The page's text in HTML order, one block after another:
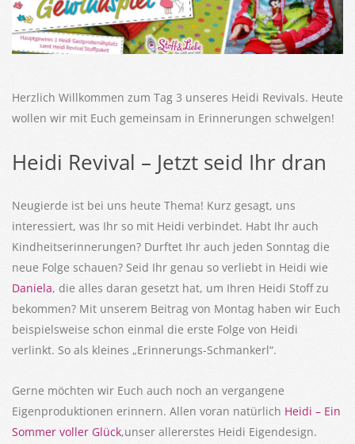
Herzlich Willkommen zum Tag 3 unseres Heidi Revivals. Heute
wollen wir mit Euch gemeinsam in Erinnerungen schwelgen!
Heidi Revival – Jetzt seid Ihr dran
Neugierde ist bei uns heute Thema! Kurz gesagt, uns
interessiert, was Ihr so mit Heidi verbindet. Habt Ihr auch
Kindheitserinnerungen? Durftet Ihr auch jeden Sonntag die
neue Folge schauen? Seid Ihr genau so verliebt in Heidi wie
Daniela, die alles daran gesetzt hat, um Ihren Heidi Stoff zu
bekommen? Mit unserem Beitrag von Montag haben wir Euch
beispielsweise schon einmal die erste Folge von Heidi
verlinkt. So als kleines „Erinnerungs-Schmankerl“.
Gerne möchten wir Euch auch noch an vergangene
Eigenproduktionen erinnern. Allen voran natürlich Heidi – Ein
Sommer voller Glück,unser allererstes Heidi Eigendesign.